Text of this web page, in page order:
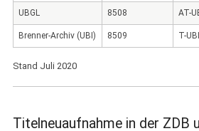
UBGL 8508 AT-
Brenner-Archiv (UBI) 8509 T-
Stand Juli 2020
Titelneuaufnahme in der ZDB